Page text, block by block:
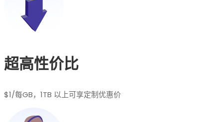
超高性价比
$1/每GB，1TB 以上可享定制优惠价